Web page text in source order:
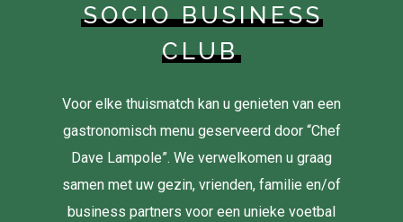
SOCIO BUSINESS
CLUB
Voor elke thuismatch kan u genieten van een
gastronomisch menu geserveerd door “Chef
Dave Lampole”. We verwelkomen u graag
samen met uw gezin, vrienden, familie en/of
business partners voor een unieke voetbal